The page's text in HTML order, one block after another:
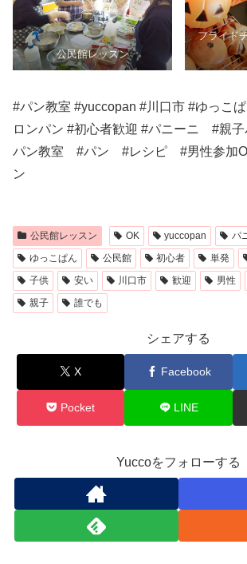
公民館レッスン
フライド
#パン教室 #yuccopan #川口市 #ゆっこ
ロンパン #初心者歓迎 #パニーニ #親
パン教室 #パン #レシピ #男性参加
ン
公民館レッスン OK yuccopan パ
ゆっこぱん
公民館 初心者 単発
子供
安い 川口市 歓迎 男性
親子
誰でも
シェアする
X Facebook
Pocket LINE
Yuccoをフォローする